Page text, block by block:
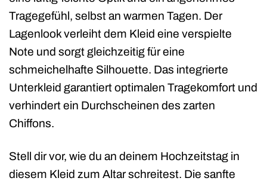
Tragegefühl, selbst an warmen Tagen. Der
Lagenlook verleiht dem Kleid eine verspielte
Note und sorgt gleichzeitig für eine
schmeichelhafte Silhouette. Das integrierte
Unterkleid garantiert optimalen Tragekomfort und
verhindert ein Durchscheinen des zarten
Chiffons.
Stell dir vor, wie du an deinem Hochzeitstag in
diesem Kleid zum Altar schreitest. Die sanfte